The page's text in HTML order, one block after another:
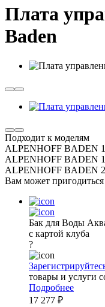
Плата
Baden
Подходит к моделям
ALPENHOFF BADEN
ALPENHOFF BADEN
ALPENHOFF BADEN
Вам может пригодиться
Бак для Воды
с картой клуба
?
товары и услуги
Подробнее
17 277 ₽